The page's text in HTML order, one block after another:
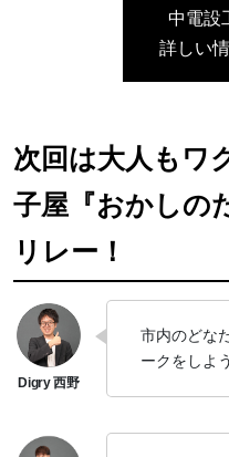
中電設
詳しい
次回は大人もワ
子屋『おかしの
リレー！
市内のどな
ークをしよ